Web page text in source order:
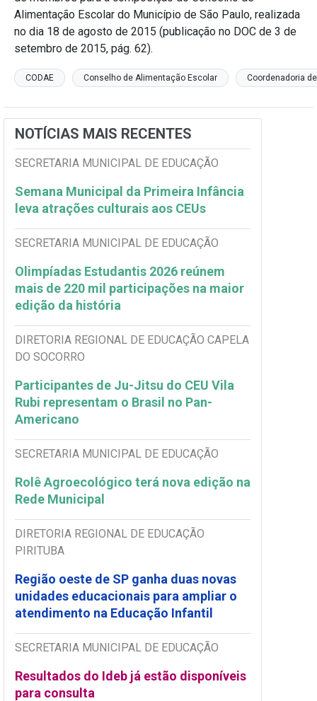
Alimentação Escolar do Município de São Paulo, realizada
no dia 18 de agosto de 2015 (publicação no DOC de 3 de
setembro de 2015, pág. 62).
CODAE Conselho de Alimentação Escolar Coordenadoria
NOTÍCIAS MAIS RECENTES
SECRETARIA MUNICIPAL DE EDUCAÇÃO
Semana Municipal da Primeira Infância
leva atrações culturais aos CEUs
SECRETARIA MUNICIPAL DE EDUCAÇÃO
Olimpíadas Estudantis 2026 reúnem
mais de 220 mil participações na maior
edição da história
DIRETORIA REGIONAL DE EDUCAÇÃO CAPELA
DO SOCORRO
Participantes de Ju-Jitsu do CEU Vila
Rubi representam o Brasil no Pan-
Americano
SECRETARIA MUNICIPAL DE EDUCAÇÃO
Rolê Agroecológico terá nova edição na
Rede Municipal
DIRETORIA REGIONAL DE EDUCAÇÃO
PIRITUBA
Região oeste de SP ganha duas novas
unidades educacionais para ampliar o
atendimento na Educação Infantil
SECRETARIA MUNICIPAL DE EDUCAÇÃO
Resultados do Ideb já estão disponíveis
para consulta